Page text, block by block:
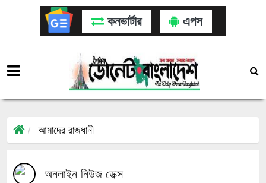
কনভার্টার এপস
আমাদের রাজধানী
অনলাইন নিউজ ডেক্স